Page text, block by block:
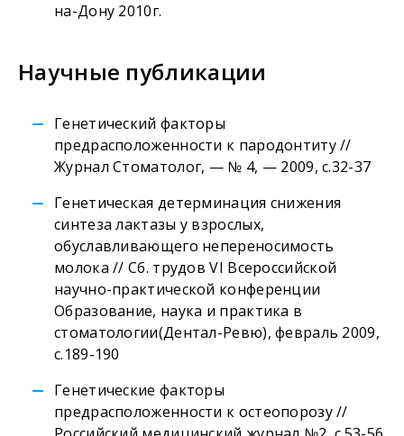
на-Дону 2010г.
Научные публикации
Генетический факторы
предрасположенности к пародонтиту //
Журнал Стоматолог, — № 4, — 2009, с.32-37
Генетическая детерминация снижения
синтеза лактазы у взрослых,
обуславливающего непереносимость
молока // Сб. трудов VI Всероссийской
научно-практической конференции
Образование, наука и практика в
стоматологии(Дентал-Ревю), февраль 2009,
с.189-190
Генетические факторы
предрасположенности к остеопорозу //